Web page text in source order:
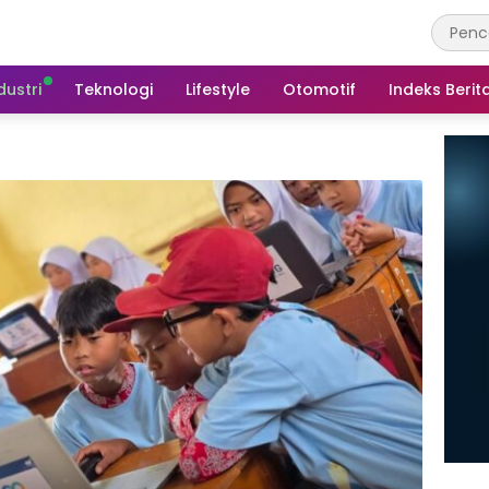
Teknologi Lifestyle Otomotif Indeks